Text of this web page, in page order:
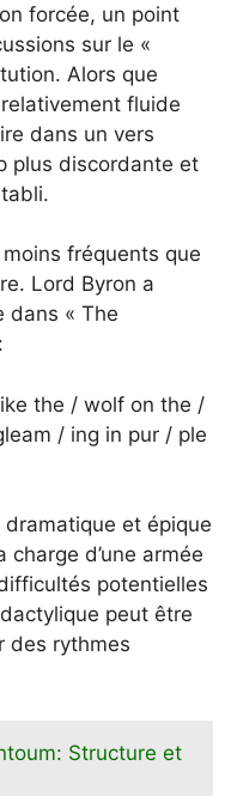
forcée, un point
sur le «
Alors que
fluide
dans un vers
plus discordante et
fréquents que
Lord Byron a
dans « The
the / wolf on the /
/ ing in pur / ple
et épique
d’une armée
potentielles
peut être
des rythmes
Structure et